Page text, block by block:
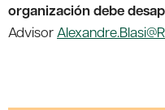
organización debe
Advisor